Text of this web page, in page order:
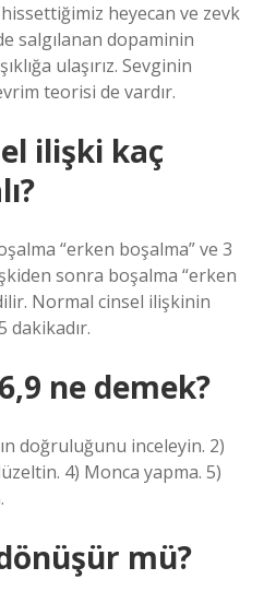
heyecan ve zevk
salgılanan dopaminin
ulaşırız. Sevginin
teorisi de vardır.
ilişki kaç
“erken boşalma” ve 3
sonra boşalma “erken
Normal cinsel ilişkinin
dakikadır.
ne demek?
doğruluğunu inceleyin. 2)
4) Monca yapma. 5)
mü?